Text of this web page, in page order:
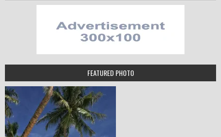
FEATURED PHOTO